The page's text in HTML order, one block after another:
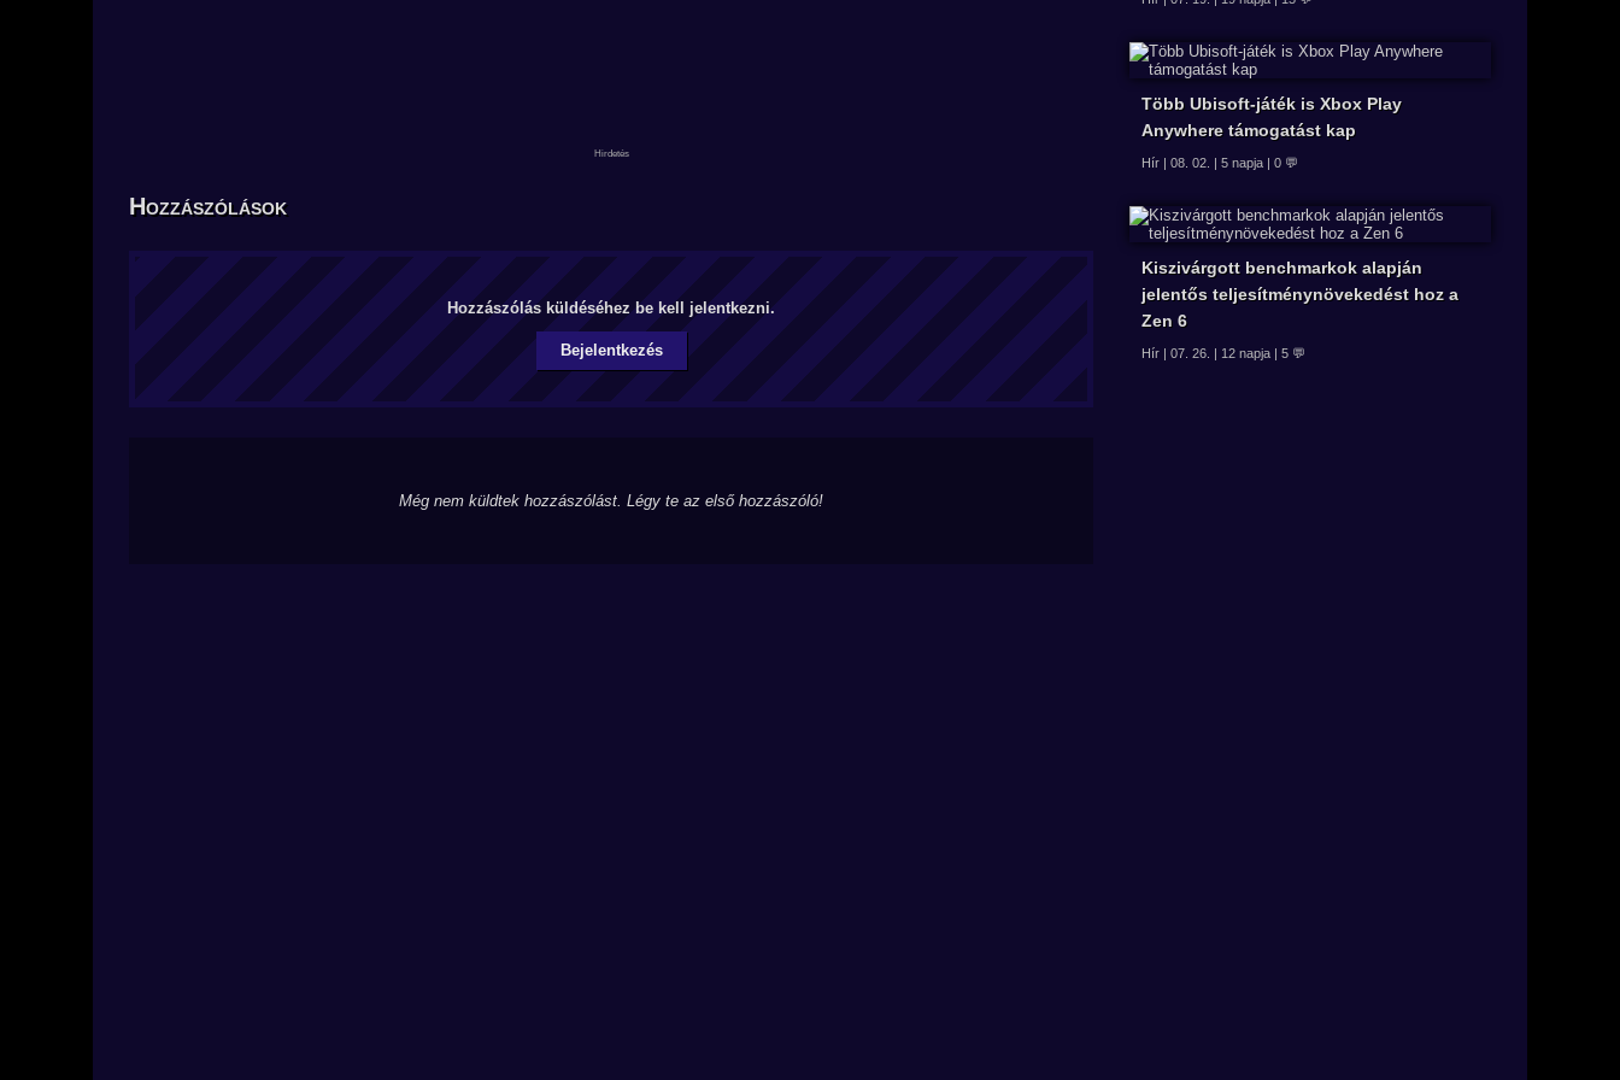
Hozzászólások
Hozzászólás küldéséhez be kell jelentkezni.
Bejelentkezés
Még nem küldtek hozzászólást. Légy te az első hozzászóló!
Több Ubisoft-játék is Xbox Play
Anywhere támogatást kap
Hír | 08. 02. | 5 napja | 0 💬
Kiszivárgott benchmarkok alapján
jelentős teljesítménynövekedést hoz a
Zen 6
Hír | 07. 26. | 12 napja | 5 💬